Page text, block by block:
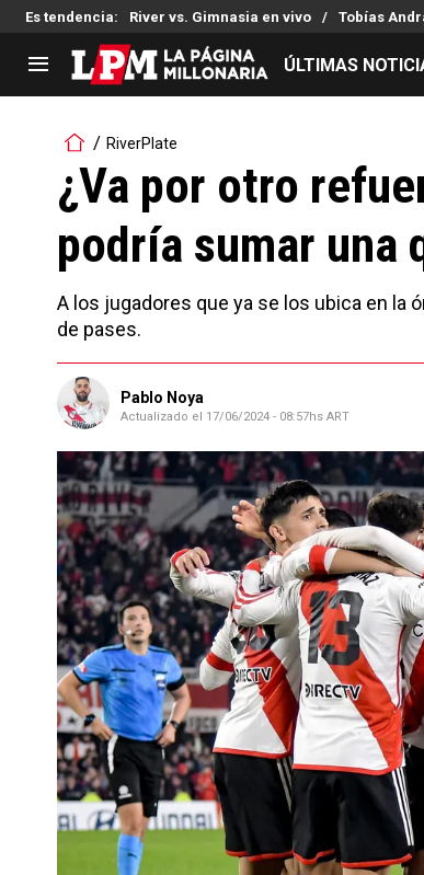
Es tendencia: River vs. Gimnasia en vivo Tobías
LIGA PROFESIONAL
Noticias
Tabla de posiciones
Fixture
Reserva
Copa
Copa Argentina
ÚLTIMAS
RiverPlate
¿Va por otro
podría sumar una
A los jugadores que ya se los ubica en la
de pases.
Pablo Noya
Actualizado el 17/06/2024 - 08:57hs ART